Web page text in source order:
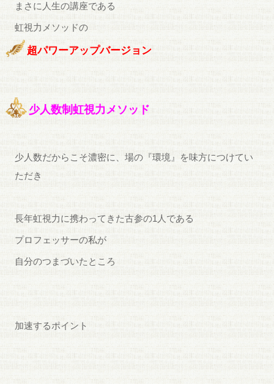
まさに人生の講座である
虹視力メソッドの
超パワーアップバージョン
少人数制虹視力メソッド
少人数だからこそ濃密に、場の『環境』を味方につけてい
ただき
長年虹視力に携わってきた古参の1人である
プロフェッサーの私が
自分のつまづいたところ
加速するポイント